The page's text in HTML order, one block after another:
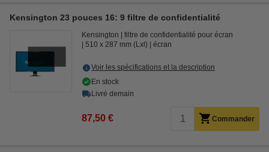
Kensington 23 pouces 16: 9 filtre de confidentialité
Kensington
filtre de confidentialité pour écran
510 x 287 mm (Lxl)
écran
Voir les spécifications et la description
En stock
Livré demain
87,50 € Commander